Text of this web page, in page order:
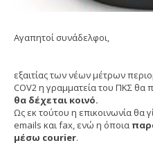
Αγαπητοί συνάδελφοι,
εξαιτίας των νέων μέτρων
COV2 η γραμματεία του ΠΚΣ θα
θα δέχεται κοινό.
Ως εκ τούτου η επικοινωνία θα
emails και fax, ενώ η όποια
μέσω courier.